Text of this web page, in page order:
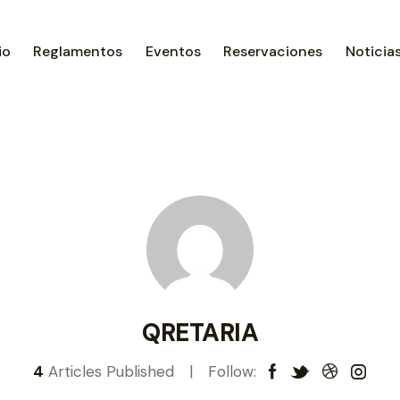
Reglamentos Eventos Reservaciones
QRETARIA
4 Articles Published Follow: